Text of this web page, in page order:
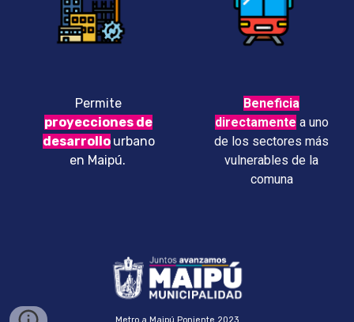
Permite
proyecciones de
desarrollo urbano
en Maipú.
Beneficia
directamente a uno
de los sectores más
vulnerables de la
comuna